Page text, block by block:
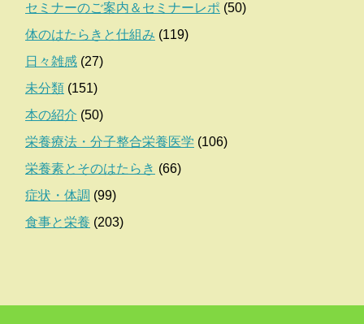
セミナーのご案内＆セミナーレポ (50)
体のはたらきと仕組み (119)
日々雑感 (27)
未分類 (151)
本の紹介 (50)
栄養療法・分子整合栄養医学 (106)
栄養素とそのはたらき (66)
症状・体調 (99)
食事と栄養 (203)